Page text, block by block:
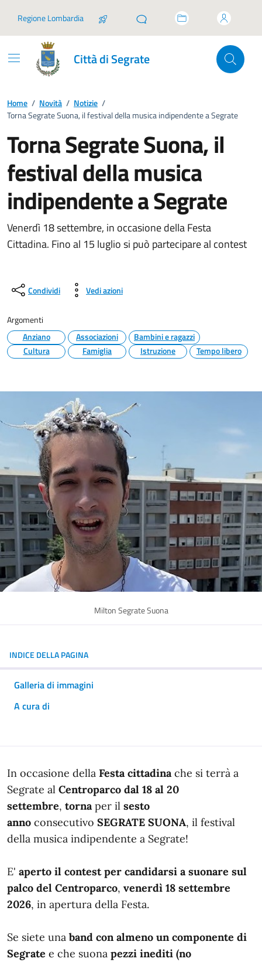
Regione Lombardia
Città di Segrate
Home / Novità / Notizie /
Torna Segrate Suona, il festival della musica indipendente a Segrate
Torna Segrate Suona, il
festival della musica
indipendente a Segrate
Venerdì 18 settembre, in occasione della Festa
Cittadina. Fino al 15 luglio si può partecipare al contest
Condividi Vedi azioni
Argomenti
Anziano
Associazioni
Bambini e ragazzi
Cultura
Famiglia Istruzione Tempo libero
Milton Segrate Suona
INDICE DELLA PAGINA
Galleria di immagini
A cura di
In dettaglio
In occasione della Festa cittadinache si terrà a
Segrate al Centroparco dal 18 al 20
settembre, tornaper il sesto
anno consecutivo SEGRATE SUONA, il festival
della musica indipendente a Segrate!
E' aperto il contest per candidarsi a suonare sul
palco del Centroparco, venerdì 18 settembre
2026, in apertura della Festa.
Se siete una band con almeno un componente di
Segrate e che suona pezzi inediti (no